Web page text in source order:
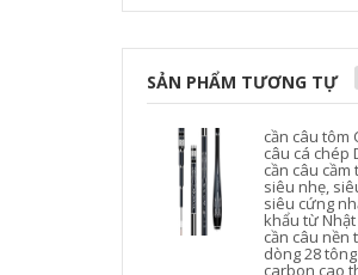
SẢN PHẨM TƯƠNG TỰ
cần câu tôm
câu cá chép
cần câu cầm
siêu nhẹ,
siêu cứng
khẩu từ Nhật
cần câu nền
dòng 28 tông
carbon cao